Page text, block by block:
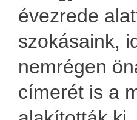
évezrede
szokásaink,
nemrégen
címerét is a